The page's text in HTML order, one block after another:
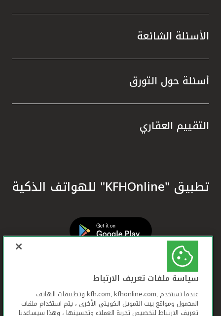
الأسئلة الشائعة
أسئلة حول التورق
التقييم العقاري
تطبيق "KFHOnline" للهواتف الذكية
سياسة ملفات تعريف الارتباط
عندما تستخدم ,kfh.com, kfhonline.com وتطبيقات الهاتف
المحمول ومواقع بيت التمويل الكويتي الأخرى ، يتم استخدام ملفات
تعريف الارتباط لتخصيص تجربة العملاء وتحسينها ، وهذا سيساعدنا